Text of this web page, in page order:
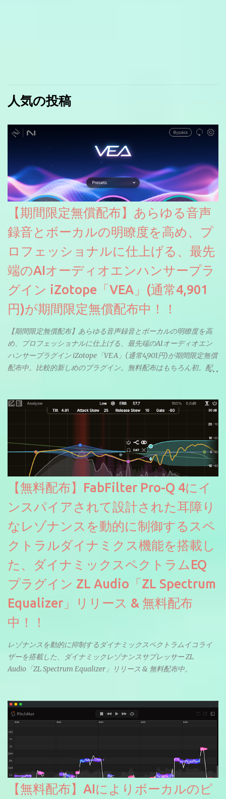
人気の投稿
【期間限定無償配布】あらゆる音声
録音とボーカルの明瞭度を高め、プ
ロフェッショナルに仕上げる、最先
端のAIオーディオエンハンサープラ
グイン iZotope「VEA」(通常4,901
円)が期間限定無償配布中！！
【期間限定無償配布】あらゆる音声録音とボーカルの明瞭度を高
め、プロフェッショナルに仕上げる、最先端のAIオーディオエン
ハンサープラグイン iZotope「VEA」(通常4,901円)が期間限定無償
配布中。比較的新しめのプラグイン。無料配布はもちろん初。配
【無料配布】FabFilter Pro-Q 4にイ
ンスパイアされて設計された耳障り
なレゾナンスを動的に制御するスペ
クトラルダイナミクス機能を搭載し
た、ダイナミックスペクトラムEQ
プラグイン ZL Audio「ZL Spectrum
Equalizer」リリース & 無料配布
中！！
レゾナンスを動的に抑制するダイナミックスペクトラムイコライ
ザーを搭載した、ダイナミックレゾナンスサプレッサー ZL
Audio「ZL Spectrum Equalizer」リリース & 無料配布中。
【無料配布】AIによりボーカルのピ